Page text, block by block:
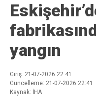
yangın
Giriş: 21-07-2026 22:41
Güncelleme: 21-07-2026 22:41
Kaynak: İHA